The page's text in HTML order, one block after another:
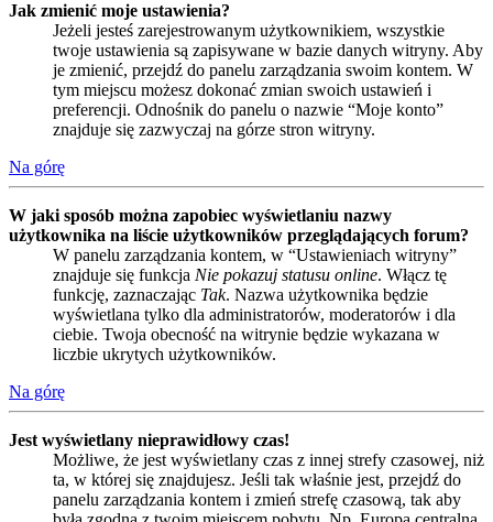
Jak zmienić moje ustawienia?
Jeżeli jesteś zarejestrowanym użytkownikiem, wszystkie
twoje ustawienia są zapisywane w bazie danych witryny. Aby
je zmienić, przejdź do panelu zarządzania swoim kontem. W
tym miejscu możesz dokonać zmian swoich ustawień i
preferencji. Odnośnik do panelu o nazwie “Moje konto”
znajduje się zazwyczaj na górze stron witryny.
Na górę
W jaki sposób można zapobiec wyświetlaniu nazwy
użytkownika na liście użytkowników przeglądających forum?
W panelu zarządzania kontem, w “Ustawieniach witryny”
znajduje się funkcja Nie pokazuj statusu online. Włącz tę
funkcję, zaznaczając Tak. Nazwa użytkownika będzie
wyświetlana tylko dla administratorów, moderatorów i dla
ciebie. Twoja obecność na witrynie będzie wykazana w
liczbie ukrytych użytkowników.
Na górę
Jest wyświetlany nieprawidłowy czas!
Możliwe, że jest wyświetlany czas z innej strefy czasowej, niż
ta, w której się znajdujesz. Jeśli tak właśnie jest, przejdź do
panelu zarządzania kontem i zmień strefę czasową, tak aby